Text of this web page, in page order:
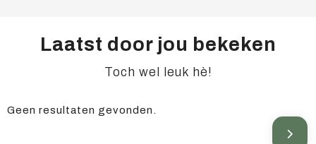
Laatst door jou bekeken
Toch wel leuk hè!
Geen resultaten gevonden.